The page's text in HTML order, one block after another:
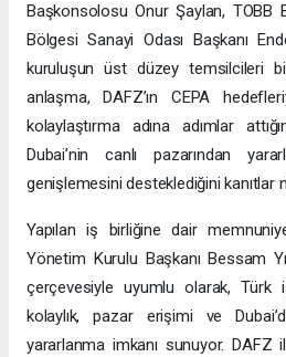
Başkonsolosu Onur Şaylan, TOBB
Bölgesi Sanayi Odası Başkanı
kuruluşun üst düzey temsilcileri
anlaşma, DAFZ’ın CEPA
kolaylaştırma adına adımlar
Dubai’nin canlı pazarından
genişlemesini desteklediğini kanıtlar
Yapılan iş birliğine dair
Yönetim Kurulu Başkanı Bessam
çerçevesiyle uyumlu olarak, Türk
kolaylık, pazar erişimi ve
yararlanma imkanı sunuyor. DAFZ